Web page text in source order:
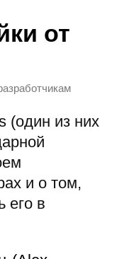
от
(один из них
и о том,
его в